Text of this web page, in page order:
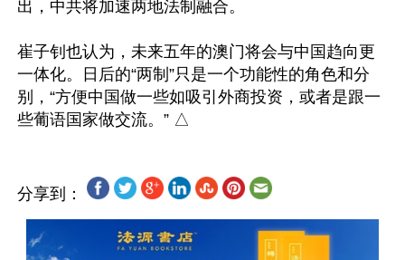
出，中共将加速两地法制融合。
崔子钊也认为，未来五年的澳门将会与中国趋向更
一体化。日后的“两制”只是一个功能性的角色和分
别，“方便中国做一些如吸引外商投资，或者是跟一
分享到：